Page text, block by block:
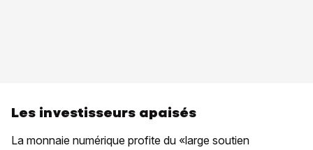
Les investisseurs apaisés
La monnaie numérique profite du «large soutien